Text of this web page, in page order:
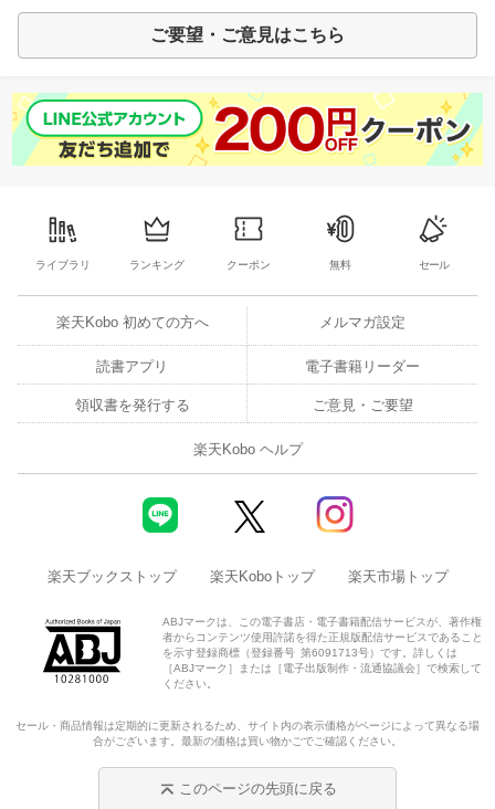
ご要望・ご意見はこちら
ライブラリ ランキング クーポン 無料 セール
楽天Kobo 初めての方へ メルマガ設定
読書アプリ 電子書籍リーダー
領収書を発行する ご意見・ご要望
楽天Kobo ヘルプ
楽天ブックストップ 楽天Koboトップ 楽天市場トップ
ABJマークは、この電子書店・電子書籍配信サービスが、著作権
者からコンテンツ使用許諾を得た正規版配信サービスであること
を示す登録商標（登録番号 第6091713号）です。詳しくは
［ABJマーク］または［電子出版制作・流通協議会］で検索して
ください。
セール・商品情報は定期的に更新されるため、サイト内の表示価格がページによって異なる場
合がございます。最新の価格は買い物かごでご確認ください。
このページの先頭に戻る